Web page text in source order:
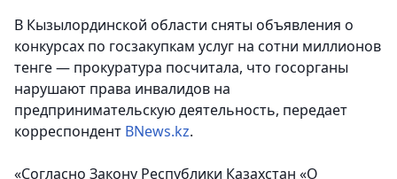
В Кызылординской области сняты объявления о
конкурсах по госзакупкам услуг на сотни миллионов
тенге — прокуратура посчитала, что госорганы
нарушают права инвалидов на
предпринимательскую деятельность, передает
корреспондент BNews.kz.
«Согласно Закону Республики Казахстан «О